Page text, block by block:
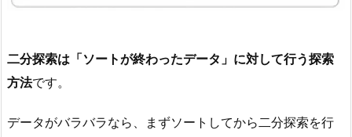
二分探索は「ソートが終わったデータ」に対して行う探索
方法です。
データがバラバラなら、まずソートしてから二分探索を行